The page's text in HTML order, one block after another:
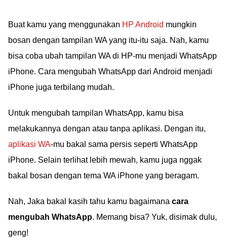
Buat kamu yang menggunakan HP Android mungkin
bosan dengan tampilan WA yang itu-itu saja. Nah, kamu
bisa coba ubah tampilan WA di HP-mu menjadi WhatsApp
iPhone. Cara mengubah WhatsApp dari Android menjadi
iPhone juga terbilang mudah.
Untuk mengubah tampilan WhatsApp, kamu bisa
melakukannya dengan atau tanpa aplikasi. Dengan itu,
aplikasi WA-mu bakal sama persis seperti WhatsApp
iPhone. Selain terlihat lebih mewah, kamu juga nggak
bakal bosan dengan tema WA iPhone yang beragam.
Nah, Jaka bakal kasih tahu kamu bagaimana cara
mengubah WhatsApp. Memang bisa? Yuk, disimak dulu,
geng!